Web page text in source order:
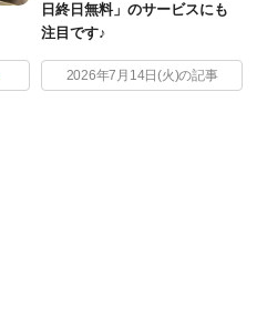
日終日無料」のサービスにも
注目です♪
2026年7月14日(火)の記事